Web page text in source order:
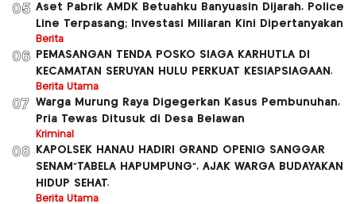
05 Aset Pabrik AMDK Betuahku Banyuasin Dijarah, Police
Line Terpasang; Investasi Miliaran Kini Dipertanyakan
Berita
06
PEMASANGAN TENDA POSKO SIAGA KARHUTLA DI
KECAMATAN SERUYAN HULU PERKUAT KESIAPSIAGAAN.
Berita Utama
07 Warga Murung Raya Digegerkan Kasus Pembunuhan,
Pria Tewas Ditusuk di Desa Belawan
Kriminal
08
KAPOLSEK HANAU HADIRI GRAND OPENIG SANGGAR
SENAM”TABELA HAPUMPUNG”, AJAK WARGA BUDAYAKAN
HIDUP SEHAT.
Berita Utama